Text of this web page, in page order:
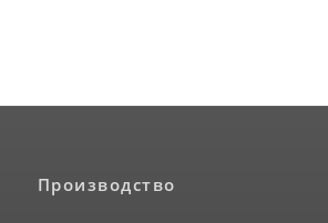
Производство